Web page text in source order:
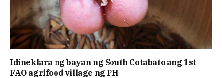
Idineklara ng bayan ng South Cotabato ang 1st
FAO agrifood village ng PH